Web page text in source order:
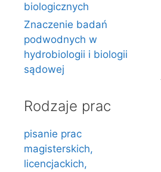
biologicznych
Znaczenie badań
podwodnych w
hydrobiologii i biologii
sądowej
Rodzaje prac
pisanie prac
magisterskich,
licencjackich,